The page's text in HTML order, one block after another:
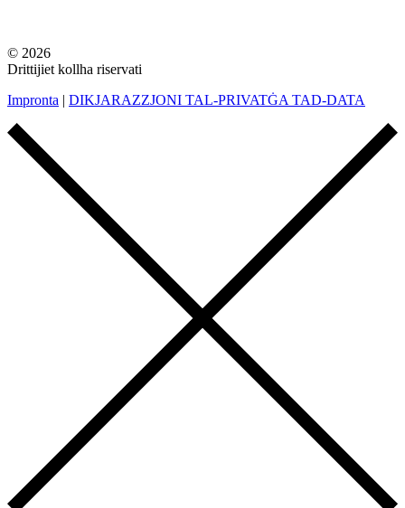
© 2026
Drittijiet kollha riservati
Impronta | DIKJARAZZJONI TAL-PRIVATĠA TAD-DATA